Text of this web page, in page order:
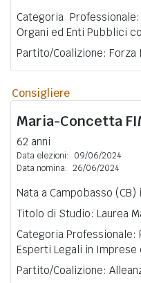
Categoria
Organi ed Enti Pubblici
Partito/Coalizione: Forza
Consigliere
Maria-Concetta
62 anni
Data elezioni:
09/06/2024
Data nomina: 26/06/2024
Nata a Campobasso
Titolo di Studio: Laurea
Categoria
Esperti Legali in Imprese
Partito/Coalizione: